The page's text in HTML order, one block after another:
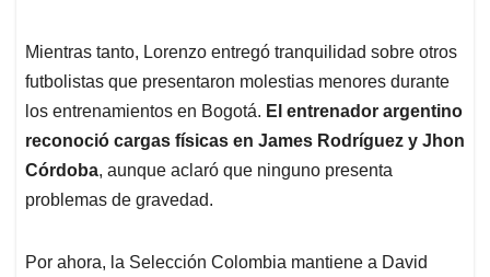
Mientras tanto, Lorenzo entregó tranquilidad sobre otros
futbolistas que presentaron molestias menores durante
los entrenamientos en Bogotá. El entrenador argentino
reconoció cargas físicas en James Rodríguez y Jhon
Córdoba, aunque aclaró que ninguno presenta
problemas de gravedad.
Por ahora, la Selección Colombia mantiene a David